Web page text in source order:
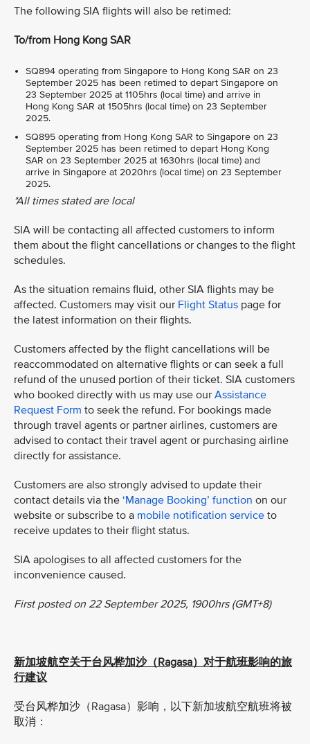
The following SIA flights will also be retimed:
To/from Hong Kong SAR
SQ894 operating from Singapore to Hong Kong SAR on 23
September 2025 has been retimed to depart Singapore on
23 September 2025 at 1105hrs (local time) and arrive in
Hong Kong SAR at 1505hrs (local time) on 23 September
2025.
SQ895 operating from Hong Kong SAR to Singapore on 23
September 2025 has been retimed to depart Hong Kong
SAR on 23 September 2025 at 1630hrs (local time) and
arrive in Singapore at 2020hrs (local time) on 23 September
2025.
*All times stated are local
SIA will be contacting all affected customers to inform
them about the flight cancellations or changes to the flight
schedules.
As the situation remains fluid, other SIA flights may be
affected. Customers may visit our Flight Status page for
the latest information on their flights.
Customers affected by the flight cancellations will be
reaccommodated on alternative flights or can seek a full
refund of the unused portion of their ticket. SIA customers
who booked directly with us may use our Assistance
Request Form to seek the refund. For bookings made
through travel agents or partner airlines, customers are
advised to contact their travel agent or purchasing airline
directly for assistance.
Customers are also strongly advised to update their
contact details via the ‘Manage Booking’ function on our
website or subscribe to a mobile notification service to
receive updates to their flight status.
SIA apologises to all affected customers for the
inconvenience caused.
First posted on 22 September 2025, 1900hrs (GMT+8)
新加坡航空关于台风桦加沙（Ragasa）对于航班影响的旅
行建议
受台风桦加沙 （Ragasa）影响，以下新加坡航空航班将被
取消：